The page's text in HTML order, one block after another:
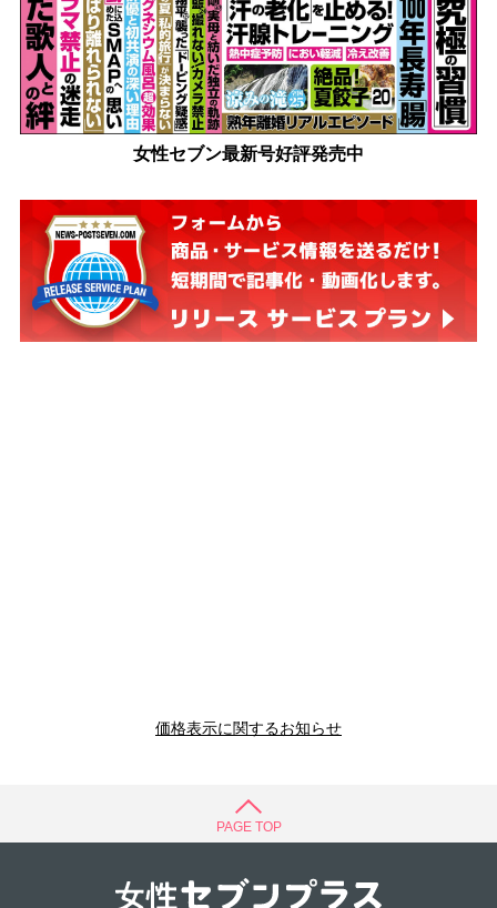
女性セブン最新号好評発売中
価格表示に関するお知らせ
PAGE TOP